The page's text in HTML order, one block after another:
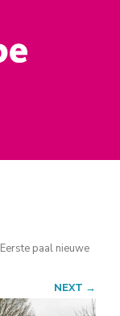
Eerste paal nieuwe
NEXT →